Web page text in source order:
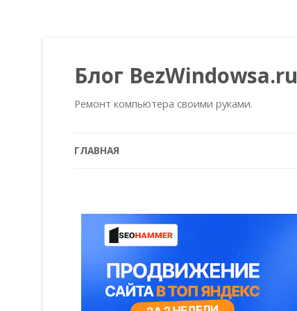
Блог BezWindowsa.ru
Ремонт компьютера своими руками.
ГЛАВНАЯ